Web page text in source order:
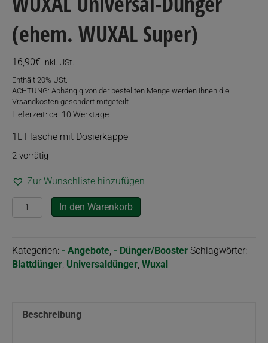
(ehem. WUXAL Super)
16,90€ inkl. USt.
Enthält 20% USt.
ACHTUNG: Abhängig von der bestellten Menge werden Ihnen die
Vrsandkosten gesondert mitgeteilt.
Lieferzeit: ca. 10 Werktage
1L Flasche mit Dosierkappe
2 vorrätig
Zur Wunschliste hinzufügen
WUXAL
Universal-
(ehem.
WUXAL
In den Warenkorb
Kategorien: - Angebote - Dünger/Booster Schlagwörter:
Blattdünger Universaldünger Wuxal
Beschreibung